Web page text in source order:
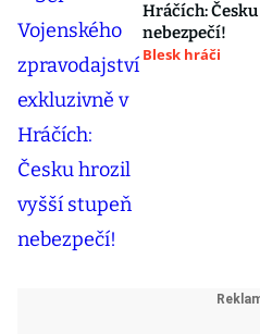
Hráčích:
nebezpečí!
Blesk hráči